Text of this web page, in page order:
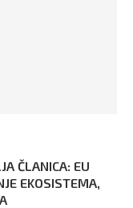
ČLANICA: EU
EKOSISTEMA,